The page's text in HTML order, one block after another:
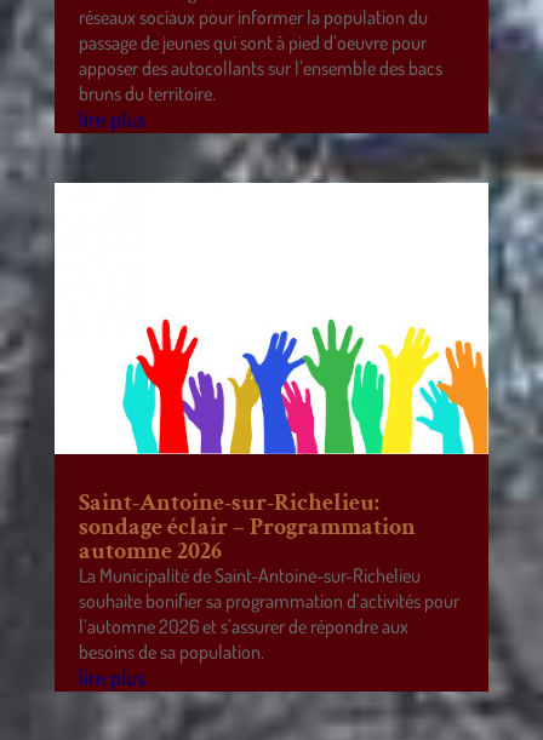
réseaux sociaux pour informer la population du
passage de jeunes qui sont à pied d’oeuvre pour
apposer des autocollants sur l’ensemble des bacs
bruns du territoire.
lire plus
Saint-Antoine-sur-Richelieu:
sondage éclair – Programmation
automne 2026
La Municipalité de Saint-Antoine-sur-Richelieu
souhaite bonifier sa programmation d’activités pour
l’automne 2026 et s’assurer de répondre aux
besoins de sa population.
lire plus